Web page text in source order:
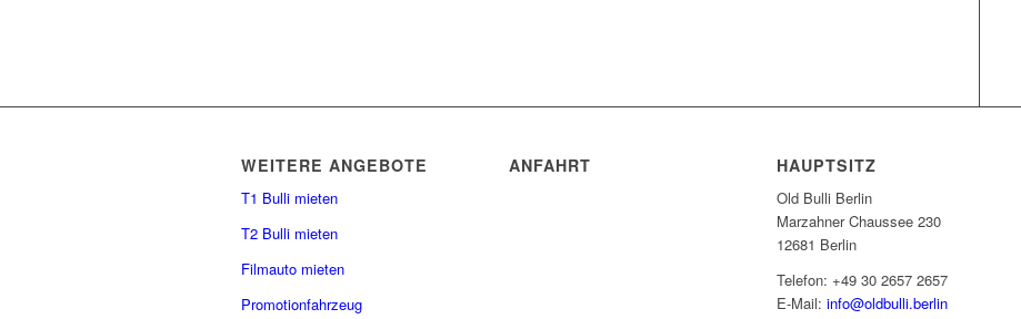
WEITERE ANGEBOTE
T1 Bulli mieten
T2 Bulli mieten
Filmauto mieten
Promotionfahrzeug
ANFAHRT HAUPTSITZ
Old Bulli Berlin
Marzahner Chaussee 230
12681 Berlin
Telefon: +49 30 2657 2657
E-Mail:info@oldbulli.berlin